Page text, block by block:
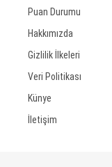
Puan Durumu
Hakkımızda
Gizlilik İlkeleri
Veri Politikası
Künye
İletişim